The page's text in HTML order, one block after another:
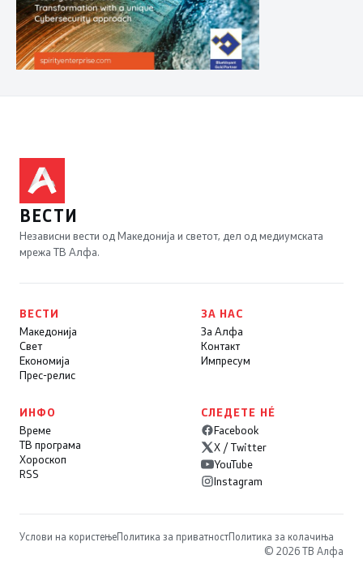
ВЕСТИ
Независни вести од Македонија и светот, дел од медиумската
мрежа ТВ Алфа.
ВЕСТИ
Македонија
Свет
Економија
Прес-релис
ЗА НАС
За Алфа
Контакт
Импресум
ИНФО
Време
ТВ програма
Хороскоп
RSS
СЛЕДЕТЕ НÉ
Facebook
X / Twitter
YouTube
Instagram
Услови на користењеПолитика за приватностПолитика за колачиња
© 2026 ТВ Алфа